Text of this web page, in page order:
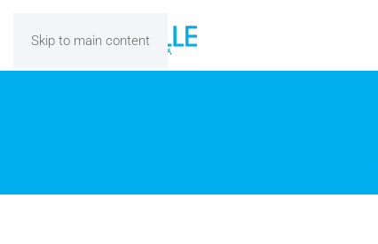
Skip to main content